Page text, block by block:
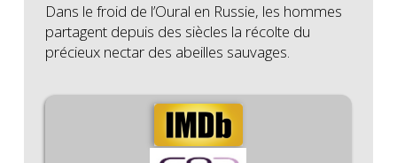
Dans le froid de l’Oural en Russie, les hommes
partagent depuis des siècles la récolte du
précieux nectar des abeilles sauvages.